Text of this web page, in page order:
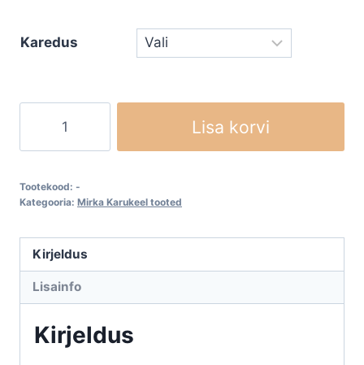
Karedus
Total
rullis
kogus
Lisa korvi
Tootekood: -
Kategooria: Mirka Karukeel tooted
Kirjeldus
Lisainfo
Kirjeldus